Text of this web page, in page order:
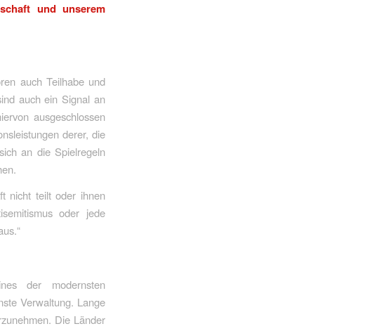
und unserem
auch Teilhabe und
auch ein Signal an
ausgeschlossen
derer, die
an die Spielregeln
nicht teilt oder ihnen
oder jede
der modernsten
Verwaltung. Lange
Die Länder